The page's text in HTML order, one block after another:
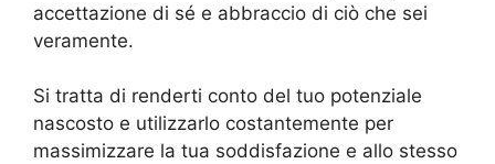
accettazione di sé e abbraccio di ciò che sei
veramente.
Si tratta di renderti conto del tuo potenziale
nascosto e utilizzarlo costantemente per
massimizzare la tua soddisfazione e allo stesso